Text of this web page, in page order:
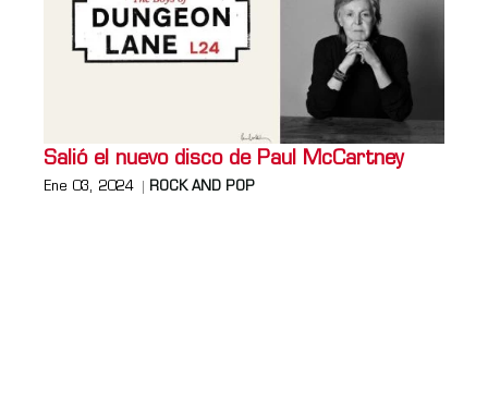
Salió el nuevo disco de Paul McCartney
Ene 03, 2024 ROCK AND POP